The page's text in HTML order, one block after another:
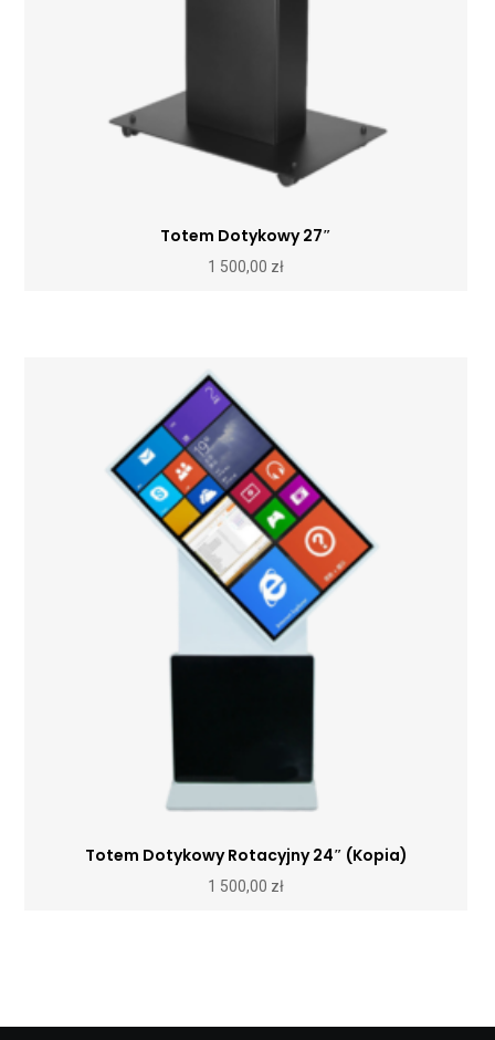
Totem Dotykowy 27″
1 500,00 zł
Totem Dotykowy Rotacyjny 24″ (Kopia)
1 500,00 zł